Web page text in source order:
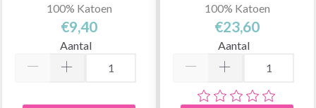
100% Katoen
€9,40
Aantal
100% Katoen
€23,60
Aantal